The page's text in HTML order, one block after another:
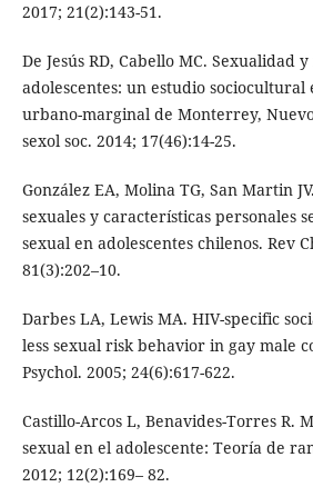
2017; 21(2):143-51.
De Jesús RD, Cabello MC. Sexualidad
adolescentes: un estudio sociocultural
urbano-marginal de Monterrey,
sexol soc. 2014; 17(46):14-25.
González EA, Molina TG, San Martin
sexuales y características personales
sexual en adolescentes chilenos. Rev
81(3):202–10.
Darbes LA, Lewis MA. HIV-specific
less sexual risk behavior in gay male
Psychol. 2005; 24(6):617-622.
Castillo-Arcos L, Benavides-Torres R.
sexual en el adolescente: Teoría de
2012; 12(2):169– 82.